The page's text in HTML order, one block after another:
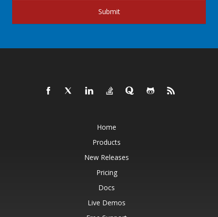
Submit
Home
Products
New Releases
Pricing
Docs
Live Demos